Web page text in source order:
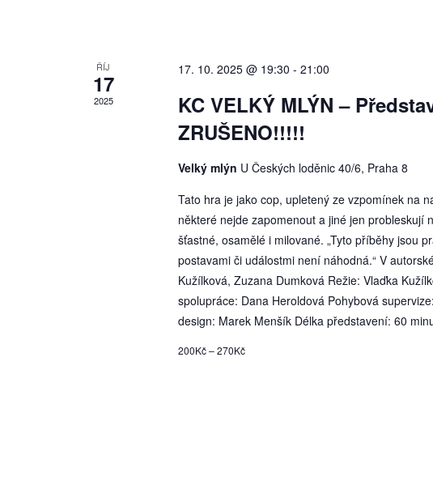
ŘÍJ
17
2025
17. 10. 2025 @ 19:30 - 21:00
KC VELKÝ MLÝN –
ZRUŠENO!!!!!
Velký mlýn U Českých loděnic 40/6, Praha 8
Tato hra je jako cop, upletený ze vzpomínek na
některé nejde zapomenout a jiné jen probleskují
šťastné, osamělé i milované. „Tyto příběhy jsou
postavami či událostmi není náhodná.“ V
Kužílková, Zuzana Dumková Režie: Vlaďka
spolupráce: Dana Heroldová Pohybová
design: Marek Menšík Délka představení: 60
200Kč – 270Kč